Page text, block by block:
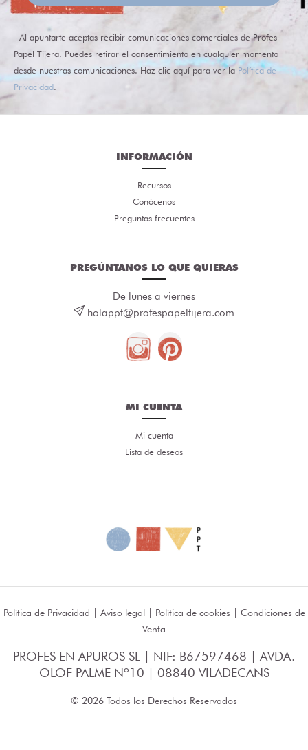
Al apuntarte aceptas recibir comunicaciones comerciales de Profes
Papel Tijera. Puedes retirar el consentimiento en cualquier momento
desde nuestras comunicaciones. Haz clic aquí para ver la Política de
Privacidad.
INFORMACIÓN
Recursos
Conócenos
Preguntas frecuentes
PREGÚNTANOS LO QUE QUIERAS
De lunes a viernes
holappt@profespapeltijera.com
MI CUENTA
Mi cuenta
Lista de deseos
Política de Privacidad | Aviso legal| Política de cookies | Condiciones de
Venta
PROFES EN APUROS SL | NIF: B67597468 | AVDA.
OLOF PALME Nº10 | 08840 VILADECANS
© 2026 Todos los Derechos Reservados